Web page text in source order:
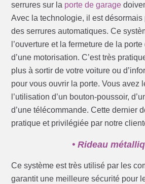
serrures sur la porte de garage
Avec la technologie, il est désormais
des serrures automatiques. Ce
l’ouverture et la fermeture de la
d’une motorisation. C’est très
plus à sortir de votre voiture ou
pour vous ouvrir la porte. Vous avez
l’utilisation d’un bouton-poussoir,
d’une télécommande. Cette dernier
pratique et privilégiée par notre
• Rideau
Ce système est très utilisé par les
garantit une meilleure sécurité pour